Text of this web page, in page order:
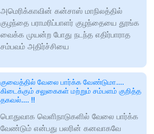
அமெரிக்காவின் கன்சாஸ் மாநிலத்தில்
குழந்தை பராமரிப்பாளர் குழந்தையை தூங்க
வைக்க முயன்ற போது நடந்த எதிர்பாராத
சம்பவம் அதிர்ச்சியை
குவைத்தில் வேலை பார்க்க வேண்டுமா….
கிடைக்கும் சலுகைகள் மற்றும் சம்பளம் குறித்த
தகவல்…. !!
பொதுவாக வெளிநாடுகளில் வேலை பார்க்க
வேண்டும் என்பது பலரின் கனவாகவே